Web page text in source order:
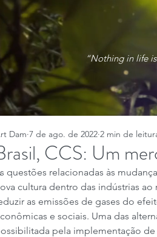
CCS: Um
Dam 7 de ago. de 2022 2 min de
questões relacionadas às
cultura dentro das indústrias
as emissões de gases do
e sociais. Uma das
pela implementação
“Nothing in life